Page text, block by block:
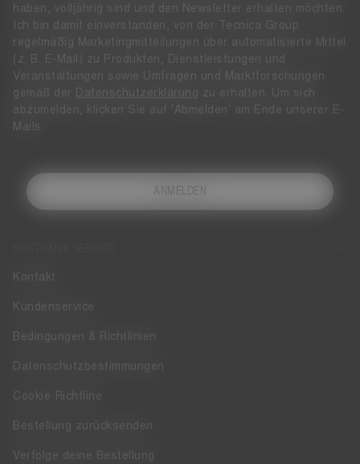
Kontakt
Kundenservice
Bedingungen & Richtlinien
Datenschutzbestimmungen
Cookie-Richtline
Bestellung zurücksenden
Verfolge deine Bestellung
haben, volljährig sind und den Newsletter erhalten möchten.
Ich bin damit einverstanden, von der Tecnica Group
regelmäßig Marketingmitteilungen über automatisierte Mittel
(z. B. E-Mail) zu Produkten, Dienstleistungen und
Veranstaltungen sowie Umfragen und Marktforschungen
gemäß der
Datenschutzerklärung zu erhalten. Um sich
abzumelden, klicken Sie auf 'Abmelden' am Ende unserer E-
Mails.
ANMELDEN